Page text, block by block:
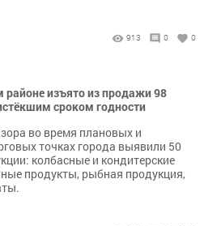
913 0 0
районе изъято из продажи 98
сроком годности
во время плановых и
точках города выявили 50
колбасные и кондитерские
продукты, рыбная продукция,